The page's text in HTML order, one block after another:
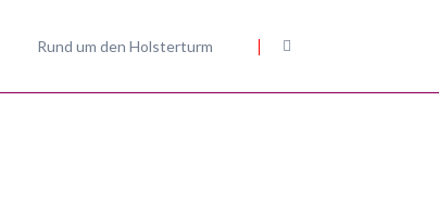
überspringen
Rund um den Holsterturm